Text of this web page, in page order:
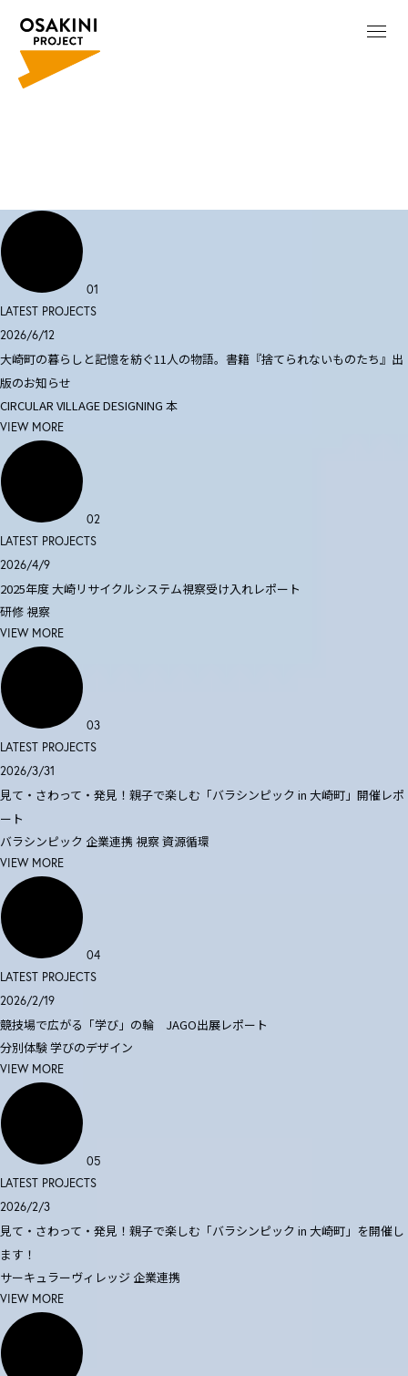
01
LATEST PROJECTS
2026/6/12
大崎町の暮らしと記憶を紡ぐ11人の物語。書籍『捨てられないものたち』出
版のお知らせ
CIRCULAR VILLAGE DESIGNING 本
VIEW MORE
02
LATEST PROJECTS
2026/4/9
2025年度 大崎リサイクルシステム視察受け入れレポート
研修視察
VIEW MORE
03
LATEST PROJECTS
2026/3/31
見て・さわって・発見！親子で楽しむ「バラシンピック in 大崎町」開催レポ
ート
バラシンピック 企業連携 視察資源循環
VIEW MORE
04
LATEST PROJECTS
2026/2/19
競技場で広がる「学び」の輪 JAGO出展レポート
分別体験学びのデザイン
VIEW MORE
05
LATEST PROJECTS
2026/2/3
見て・さわって・発見！親子で楽しむ「バラシンピック in 大崎町」を開催し
ます！
サーキュラーヴィレッジ 企業連携
VIEW MORE